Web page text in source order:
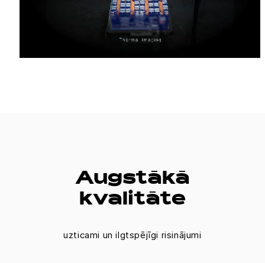
Augstākā
kvalitāte
uzticami un ilgtspējīgi risinājumi